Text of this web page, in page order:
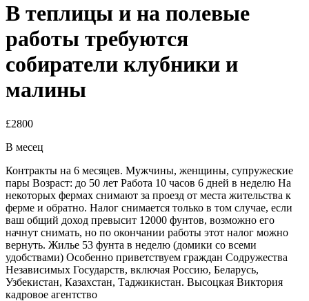
В теплицы и на полевые
работы требуются
собиратели клубники и
малины
£2800
В месец
Контракты на 6 месяцев. Мужчины, женщины, супружеские
пары Возраст: до 50 лет Работа 10 часов 6 дней в неделю На
некоторых фермах снимают за проезд от места жительства к
ферме и обратно. Налог снимается только в том случае, если
ваш общий доход превысит 12000 фунтов, возможно его
начнут снимать, но по окончании работы этот налог можно
вернуть. Жилье 53 фунта в неделю (домики со всеми
удобствами) Особенно приветствуем граждан Содружества
Независимых Государств, включая Россию, Беларусь,
Узбекистан, Казахстан, Таджикистан. Высоцкая Виктория
кадровое агентство